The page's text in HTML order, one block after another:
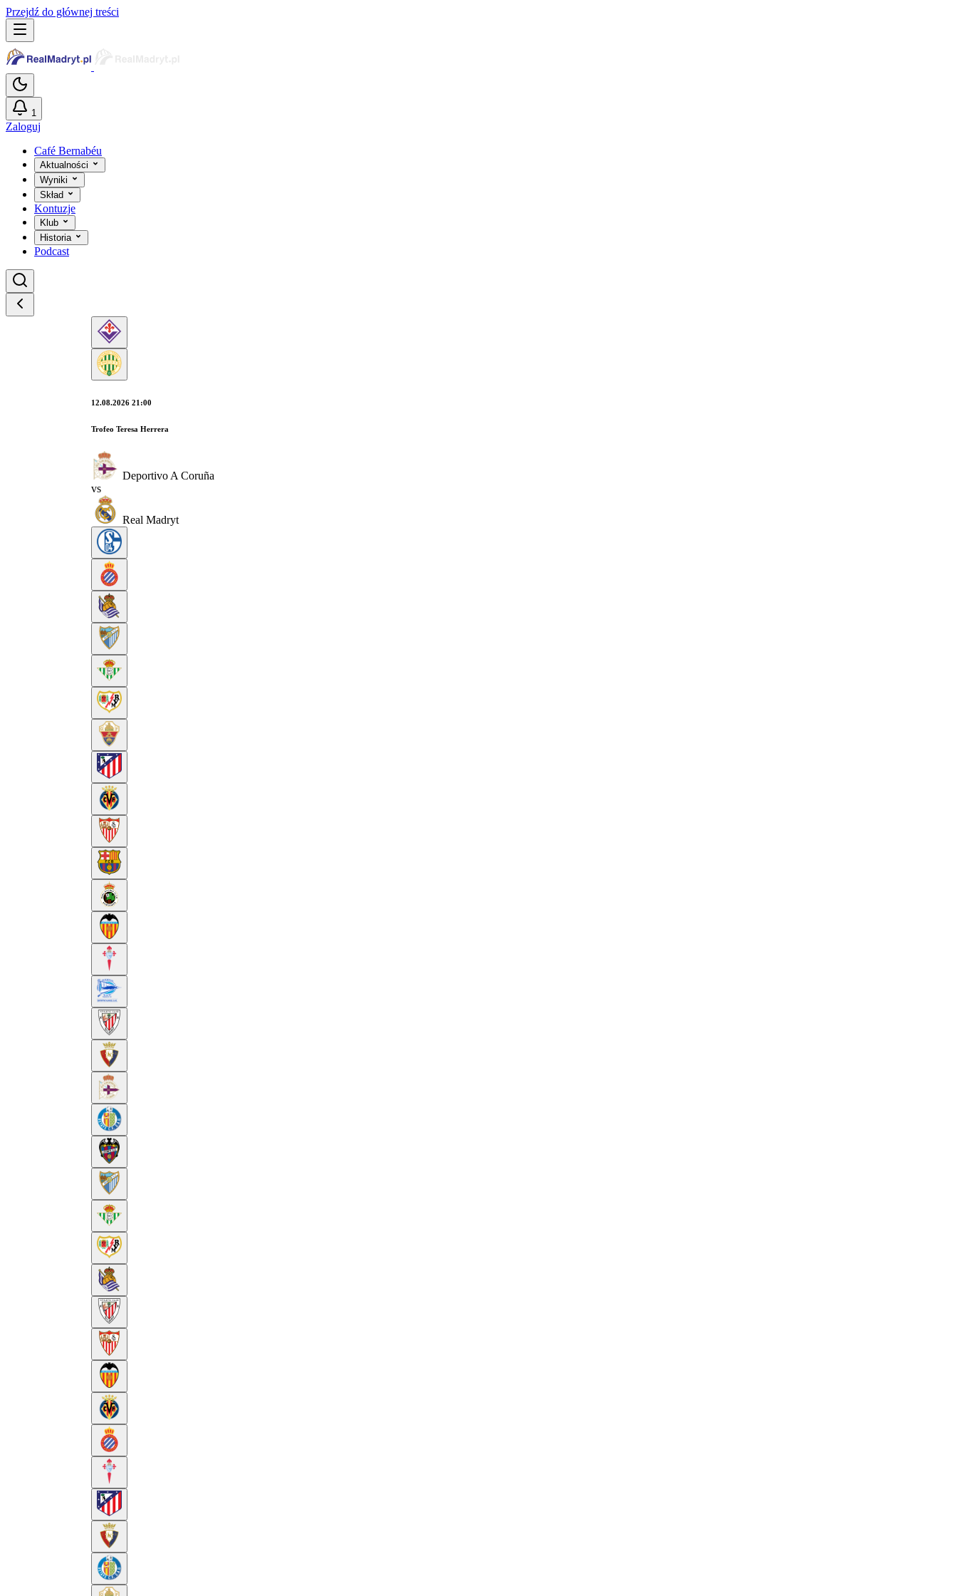
Przejdź do głównej treści
1
Zaloguj
Café Bernabéu
Aktualności
Wyniki
Skład
Kontuzje
Klub
Historia
Podcast
12.08.2026 21:00
Trofeo Teresa Herrera
Deportivo A Coruña
vs
Real Madryt